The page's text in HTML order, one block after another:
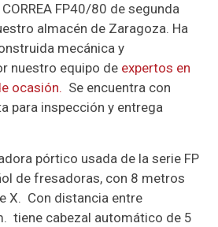
FP40/80 de segunda
almacén de Zaragoza. Ha
mecánica y
nuestro equipo de expertos en
ocasión. Se encuentra con
para inspección y entrega
pórtico usada de la serie FP
de fresadoras, con 8 metros
X. Con distancia entre
tiene cabezal automático de 5